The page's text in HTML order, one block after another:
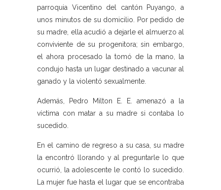
parroquia Vicentino del cantón Puyango, a
unos minutos de su domicilio. Por pedido de
su madre, ella acudió a dejarle el almuerzo al
conviviente de su progenitora; sin embargo,
el ahora procesado la tomó de la mano, la
condujo hasta un lugar destinado a vacunar al
ganado y la violentó sexualmente.
Además, Pedro Milton E. E. amenazó a la
víctima con matar a su madre si contaba lo
sucedido.
En el camino de regreso a su casa, su madre
la encontró llorando y al preguntarle lo que
ocurrió, la adolescente le contó lo sucedido.
La mujer fue hasta el lugar que se encontraba